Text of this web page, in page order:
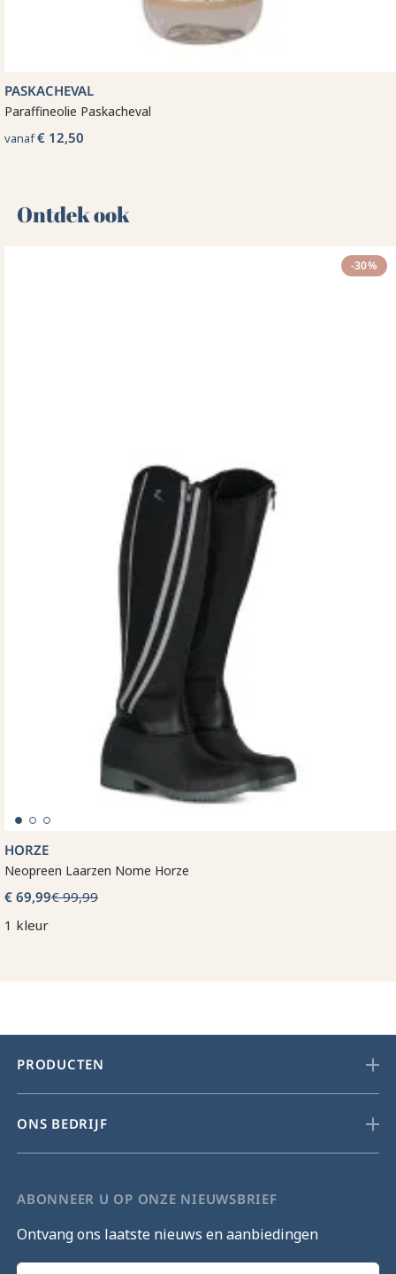
PASKACHEVAL
Paraffineolie Paskacheval
vanaf€ 12,50
Ontdek ook 🌻
-30%
HORZE
Neopreen Laarzen Nome Horze
€ 69,99€ 99,99
1 kleur
PRODUCTEN
ONS BEDRIJF
ABONNEER U OP ONZE NIEUWSBRIEF
Ontvang ons laatste nieuws en aanbiedingen